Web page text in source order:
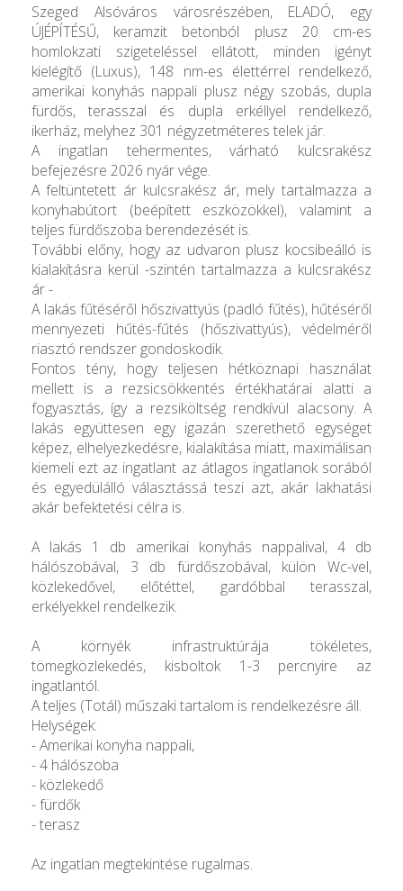
Szeged Alsóváros városrészében, ELADÓ, egy
ÚJÉPÍTÉSŰ, keramzit betonból plusz 20 cm-es
homlokzati szigeteléssel ellátott, minden igényt
kielégítő (Luxus), 148 nm-es élettérrel rendelkező,
amerikai konyhás nappali plusz négy szobás, dupla
fürdős, terasszal és dupla erkéllyel rendelkező,
ikerház, melyhez 301 négyzetméteres telek jár.
A ingatlan tehermentes, várható kulcsrakész
befejezésre 2026 nyár vége.
A feltüntetett ár kulcsrakész ár, mely tartalmazza a
konyhabútort (beépített eszközökkel), valamint a
teljes fürdőszoba berendezését is.
További előny, hogy az udvaron plusz kocsibeálló is
kialakításra kerül -szintén tartalmazza a kulcsrakész
ár -
A lakás fűtéséről hőszivattyús (padló fűtés), hűtéséről
mennyezeti hűtés-fűtés (hőszivattyús), védelméről
riasztó rendszer gondoskodik.
Fontos tény, hogy teljesen hétköznapi használat
mellett is a rezsicsökkentés értékhatárai alatti a
fogyasztás, így a rezsiköltség rendkívül alacsony. A
lakás együttesen egy igazán szerethető egységet
képez, elhelyezkedésre, kialakítása miatt, maximálisan
kiemeli ezt az ingatlant az átlagos ingatlanok sorából
és egyedülálló választássá teszi azt, akár lakhatási
akár befektetési célra is.
A lakás 1 db amerikai konyhás nappalival, 4 db
hálószobával, 3 db fürdőszobával, külön Wc-vel,
közlekedővel, előtéttel, gardóbbal terasszal,
erkélyekkel rendelkezik.
A környék infrastruktúrája tökéletes,
tömegközlekedés, kisboltok 1-3 percnyire az
ingatlantól.
A teljes (Totál) műszaki tartalom is rendelkezésre áll.
Helységek:
- Amerikai konyha nappali,
- 4 hálószoba
- közlekedő
- fürdők
- terasz
Az ingatlan megtekintése rugalmas.